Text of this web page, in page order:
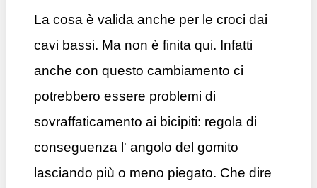
La cosa è valida anche per le croci dai
cavi bassi. Ma non è finita qui. Infatti
anche con questo cambiamento ci
potrebbero essere problemi di
sovraffaticamento ai bicipiti: regola di
conseguenza l' angolo del gomito
lasciando più o meno piegato. Che dire